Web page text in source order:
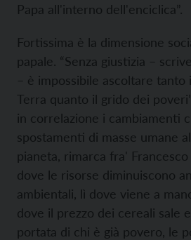
Papa all'interno dell'enciclica”.
Fortissima è la dimensione
papale. “Senza giustizia –
– è impossibile ascoltare tanto
Terra quanto il grido dei
in correlazione i cambiamenti
spostamenti di masse umane
pianeta, rimarca fra' Francesco
dove le risorse diminuiscono
ambientali, lì dove viene a
dove il prezzo dei cereali sale
portata di chi è già povero, le